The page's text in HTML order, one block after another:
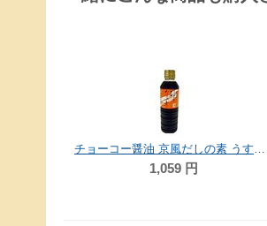
チョーコー醤油 京風だしの素 うすいろ 880ml
1,059 円